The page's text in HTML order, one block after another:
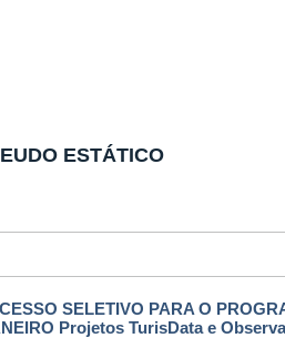
ESTÁTICO
SELETIVO PARA O
Projetos TurisData e